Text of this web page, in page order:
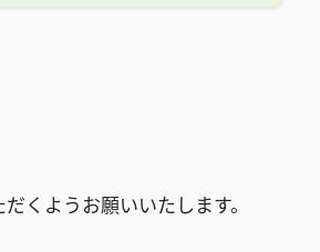
くようお願いいたします。